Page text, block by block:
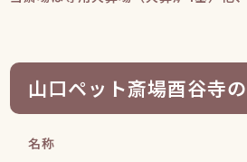
山口ペット斎場酉谷寺
名称